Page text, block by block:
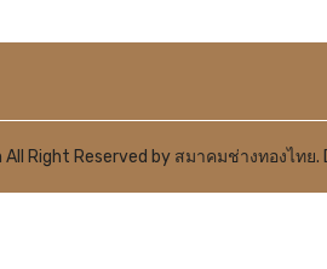
Right Reserved by สมาคมช่างทองไทย.